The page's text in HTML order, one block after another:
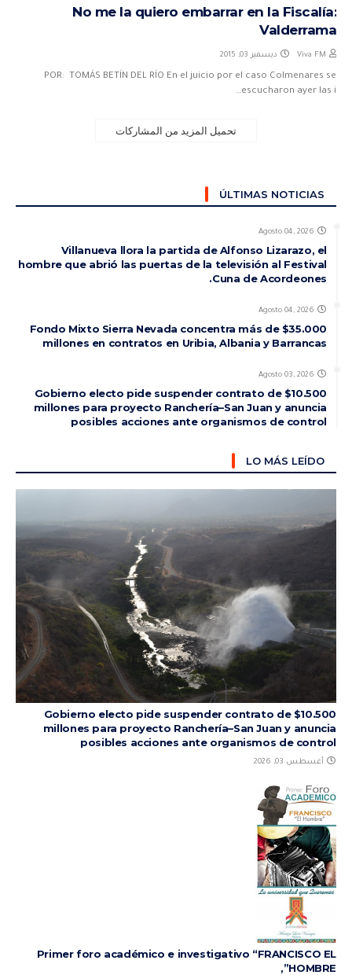
No me la quiero embarrar en la Fiscalía:
Valderrama
Viva FM ديسمبر 03, 2015
POR: TOMÁS BETÍN DEL RÍO En el juicio por el caso Colmenares se
escucharon ayer las i…
تحميل المزيد من المشاركات
ÚLTIMAS NOTICIAS
Agosto 04, 2026
Villanueva llora la partida de Alfonso Lizarazo, el
hombre que abrió las puertas de la televisión al Festival
Cuna de Acordeones.
Agosto 04, 2026
Fondo Mixto Sierra Nevada concentra más de $35.000
millones en contratos en Uribia, Albania y Barrancas
Agosto 03, 2026
Gobierno electo pide suspender contrato de $10.500
millones para proyecto Ranchería–San Juan y anuncia
posibles acciones ante organismos de control
LO MÁS LEÍDO
Gobierno electo pide suspender contrato de $10.500
millones para proyecto Ranchería–San Juan y anuncia
posibles acciones ante organismos de control
أغسطس 03, 2026
Primer foro académico e investigativo “FRANCISCO EL
HOMBRE”,